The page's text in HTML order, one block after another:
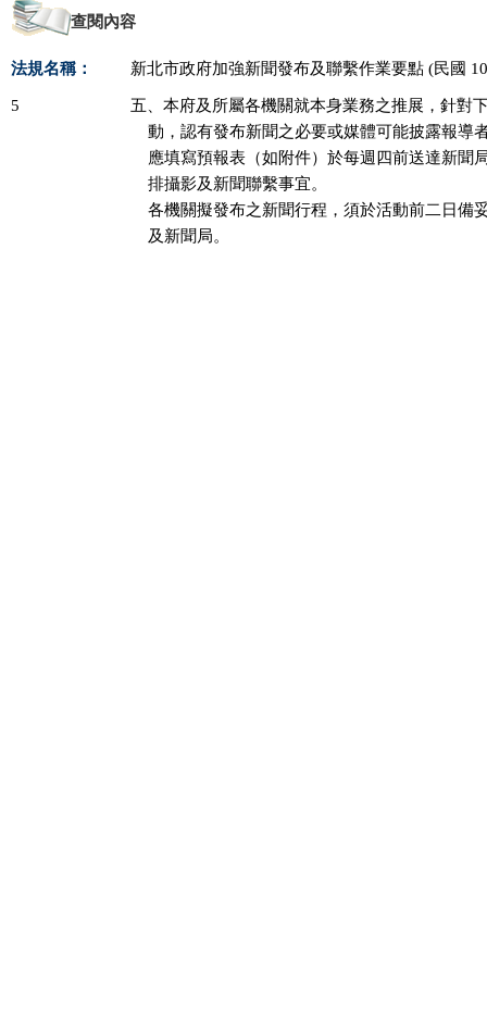
查閱內容
法規名稱： 新北市政府加強新聞發布及聯繫作業要點 (民國
5
五、本府及所屬各機關就本身業務之推展，針對
動，認有發布新聞之必要或媒體可能披露報導
應填寫預報表（如附件）於每週四前送達新聞
    排攝影及新聞聯繫事宜。
各機關擬發布之新聞行程，須於活動前二日備
    及新聞局。